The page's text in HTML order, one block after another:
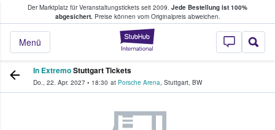
Der Marktplatz für Veranstaltungstickets seit 2009. Jede Bestellung ist 100%
abgesichert.Preise können vom Originalpreis abweichen.
StubHub - Wo
Menü
Tickets kaufen & verkaufen
In ExtremoStuttgart Tickets
Do., 22. Apr. 2027 • 18:30 at Porsche Arena, Stuttgart, BW